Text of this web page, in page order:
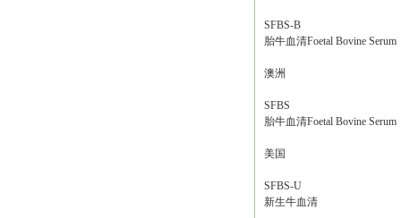
SFBS-B
胎牛血清Foetal Bovine Serum
澳洲
SFBS
胎牛血清Foetal Bovine Serum
美国
SFBS-U
新生牛血清